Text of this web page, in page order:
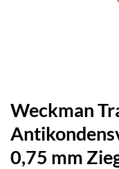
Weckman
0,75 mm